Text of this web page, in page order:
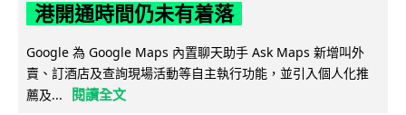
港開通時間仍未有着落
Google 為 Google Maps 內置聊天助手 Ask Maps 新增叫外
賣、訂酒店及查詢現場活動等自主執行功能，並引入個人化推
薦及...
閱讀全文